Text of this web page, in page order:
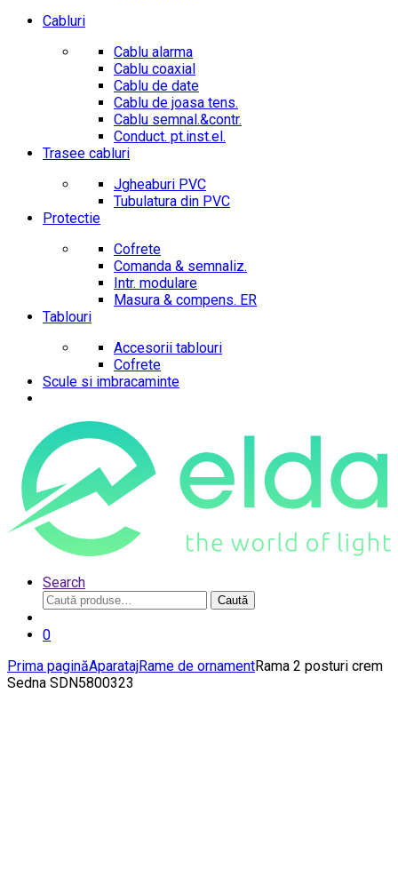
Cabluri
Cablu alarma
Cablu coaxial
Cablu de date
Cablu de joasa tens.
Cablu semnal.&contr.
Conduct. pt.inst.el.
Trasee cabluri
Jgheaburi PVC
Tubulatura din PVC
Protectie
Cofrete
Comanda & semnaliz.
Intr. modulare
Masura & compens. ER
Tablouri
Accesorii tablouri
Cofrete
Scule si imbracaminte
Search
Caută
după:
Caută
0
Prima paginăAparatajRame de ornamentRama 2 posturi crem
Sedna SDN5800323